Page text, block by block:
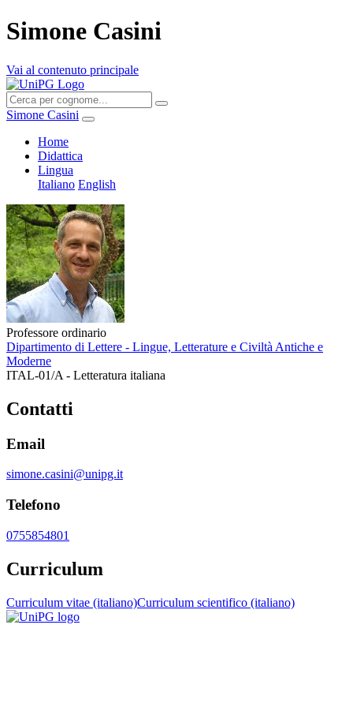
Simone Casini
Vai al contenuto principale
Simone Casini
Home
Didattica
Lingua
Italiano English
Professore ordinario
Dipartimento di Lettere - Lingue, Letterature e Civiltà Antiche e
Moderne
ITAL-01/A - Letteratura italiana
Contatti
Email
simone.casini@unipg.it
Telefono
0755854801
Curriculum
Curriculum vitae (italiano)Curriculum scientifico (italiano)